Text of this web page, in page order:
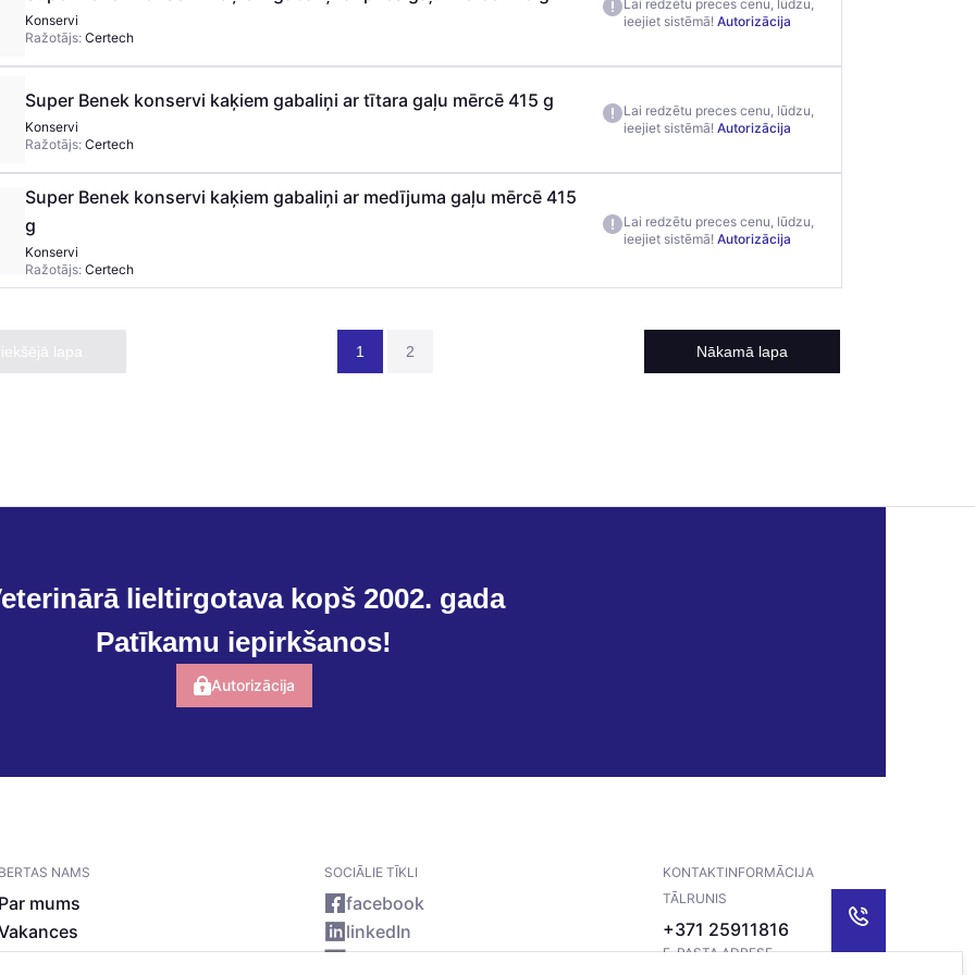
Konservi
Ražotājs: Certech
Lai redzētu preces cenu, lūdzu,
ieejiet sistēmā! Autorizācija
Super Benek konservi kaķiem gabaliņi ar tītara gaļu mērcē 415 g
Konservi
Ražotājs: Certech
Lai redzētu preces cenu, lūdzu,
ieejiet sistēmā! Autorizācija
Super Benek konservi kaķiem gabaliņi ar medījuma gaļu mērcē 415
g
Konservi
Ražotājs: Certech
Lai redzētu preces cenu, lūdzu,
ieejiet sistēmā! Autorizācija
lapa 1 2 Nākamā lapa
lieltirgotava kopš 2002. gada
Patīkamu iepirkšanos!
Autorizācija
NAMS
mums
SOCIĀLIE TĪKLI
facebook
linkedIn
KONTAKTINFORMĀCIJA
TĀLRUNIS
+371 25911816
E-PASTA ADRESE